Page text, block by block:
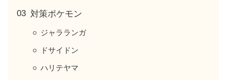
対策ポケモン
ジャラランガ
ドサイドン
ハリテヤマ